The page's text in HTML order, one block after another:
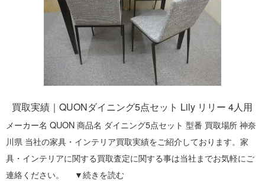
買取実績｜QUONダイニング5点セット Lily リリー 4人用
メーカー名 QUON 商品名 ダイニング5点セット 型番 買取場所 神奈
川県 当社の家具・インテリア買取実績をご紹介しております。家
具・インテリアに関する買取査定に関する事は当社までお気軽にご
連絡ください。 ▼続きを読む